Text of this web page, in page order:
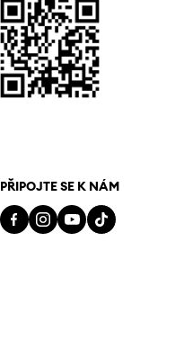
PŘIPOJTE SE K NÁM